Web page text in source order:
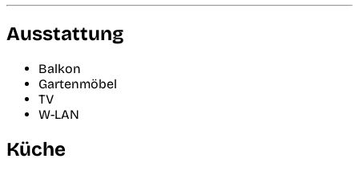
Ausstattung
Balkon
Gartenmöbel
TV
W-LAN
Küche